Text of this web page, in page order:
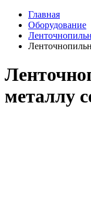
Главная
Оборудование
металлу